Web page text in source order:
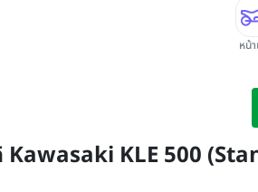
หน้
Kawasaki KLE 500